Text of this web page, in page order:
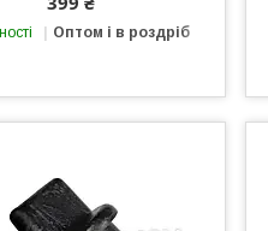
Оптом і в роздріб